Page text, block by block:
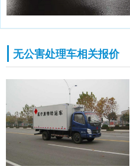
无公害处理车相关报价